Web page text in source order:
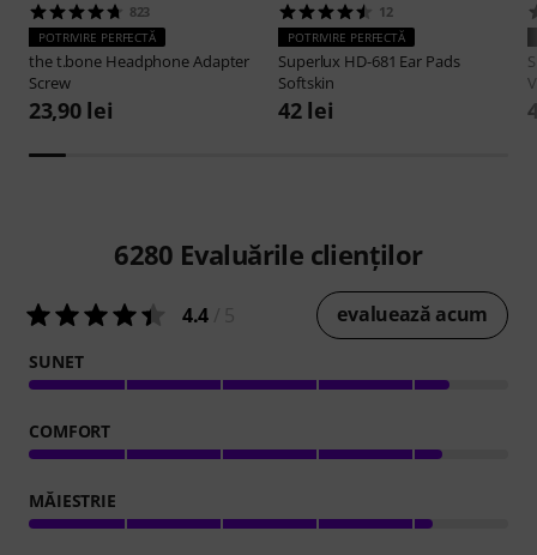
823
POTRIVIRE PERFECTĂ
the t.bone Headphone Adapter
Screw
23,90 lei
12
POTRIVIRE PERFECTĂ
Superlux HD-681 Ear Pads
Softskin
42 lei
6280 Evaluările clienților
4.4 evaluează acum
SUNET
COMFORT
MĂIESTRIE